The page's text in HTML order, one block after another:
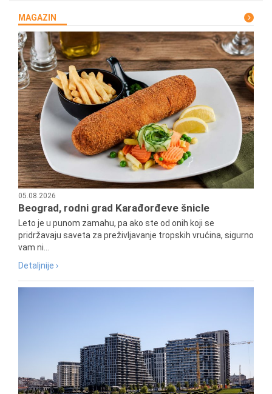
MAGAZIN
05.08.2026
Beograd, rodni grad Karađorđeve šnicle
Leto je u punom zamahu, pa ako ste od onih koji se
pridržavaju saveta za preživljavanje tropskih vrućina, sigurno
vam ni...
Detaljnije ›